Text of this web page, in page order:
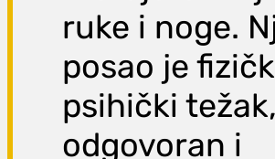
ruke i noge.
posao je
psihički težak,
odgovoran i